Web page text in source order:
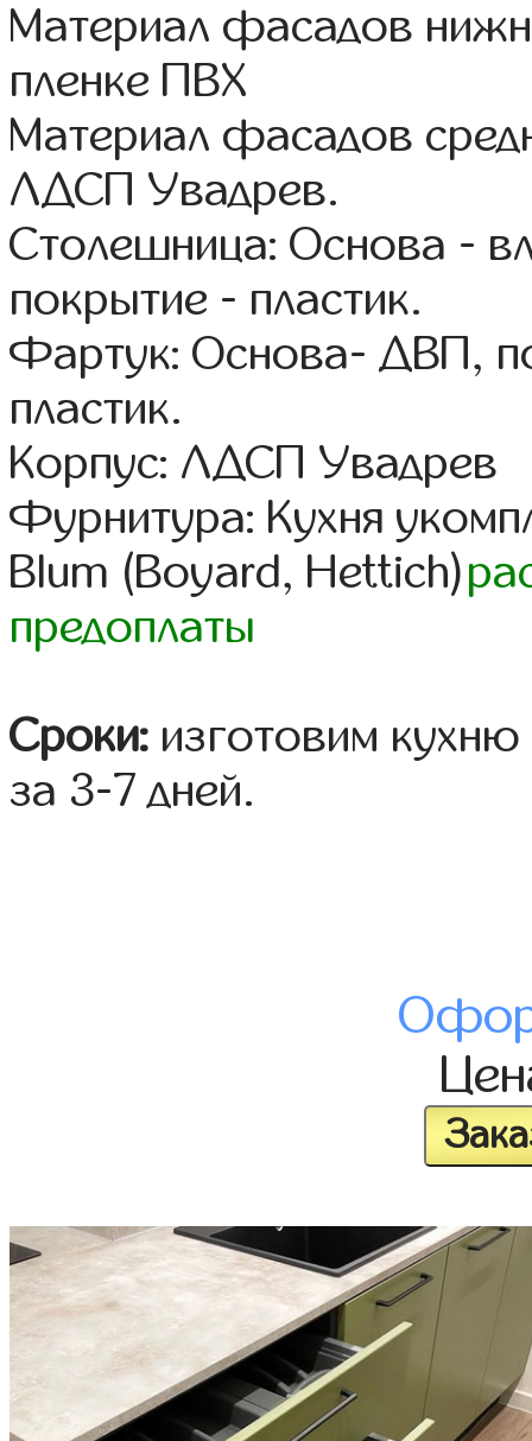
Материал фасадов
пленке ПВХ
Материал фасадов
ЛДСП Увадрев.
Столешница: Основа -
покрытие - пластик.
Фартук: Основа- ДВП,
пластик.
Корпус: ЛДСП Увадрев
Фурнитура: Кухня
Blum (Boyard, Hettich)
предоплаты
Сроки: изготовим
за 3-7 дней.